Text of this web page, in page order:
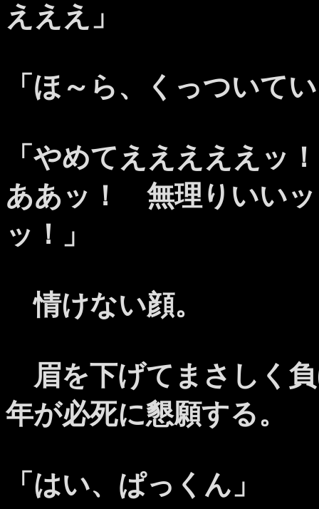
えええ」
「ほ～ら、くっついて
「やめてえええええ
ああッ！ 無理りいい
ッ！」
情けない顔。
眉を下げてまさしく
年が必死に懇願する。
「はい、ぱっくん」